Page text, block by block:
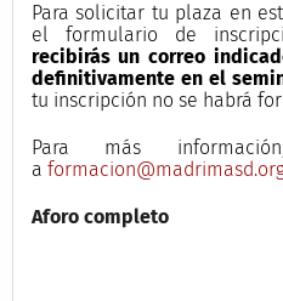
Para solicitar tu plaza en
el formulario de
recibirás un correo
definitivamente en el
tu inscripción no se habrá
Para más
a
Aforo completo